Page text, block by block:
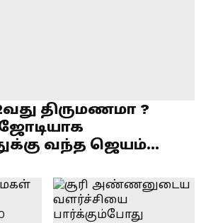
திருமணமா ?
ஜோடியாக
வந்த ஜெயம்